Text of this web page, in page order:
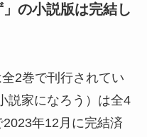
の小説版は完結し
2巻で刊行されてい
説家になろう）は全4
年12月に完結済